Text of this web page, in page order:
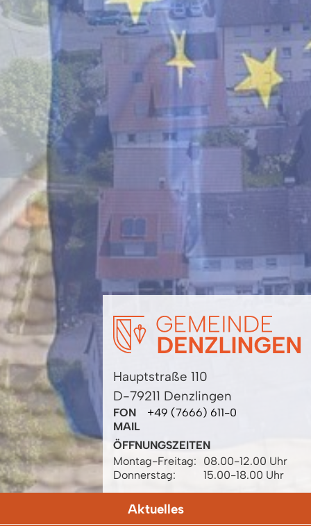
Hauptstraße 110
D-79211 Denzlingen
FON
+49 (7666) 611-0
MAIL
ÖFFNUNGSZEITEN
Montag-Freitag:
08.00-12.00 Uhr
Donnerstag:
15.00-18.00 Uhr
Aktuelles